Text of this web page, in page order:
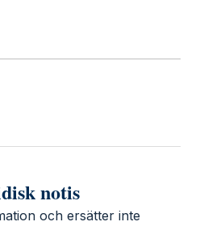
notis
och ersätter inte